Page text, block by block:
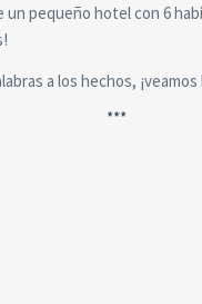
un pequeño hotel con 6
a los hechos,
***